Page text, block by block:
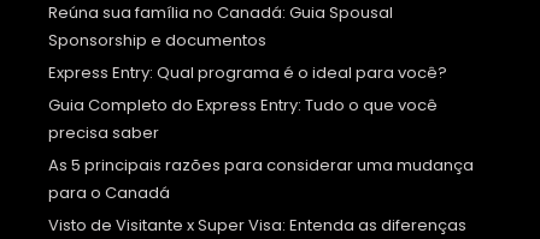
Reúna sua família no Canadá: Guia Spousal
Sponsorship e documentos
Express Entry: Qual programa é o ideal para você?
Guia Completo do Express Entry: Tudo o que você
precisa saber
As 5 principais razões para considerar uma mudança
para o Canadá
Visto de Visitante x Super Visa: Entenda as diferenças